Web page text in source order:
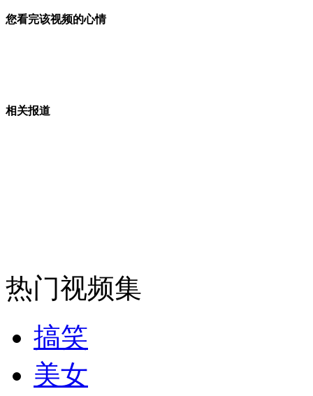
央视近距离拍摄钓鱼岛全貌
您看完该视频的心情
相关报道
热门视频集
搞笑
美女